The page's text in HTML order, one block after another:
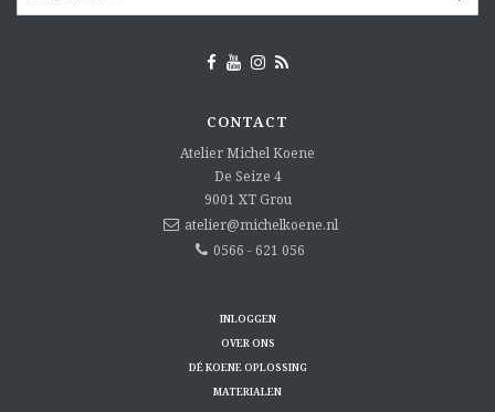
CONTACT
Atelier Michel Koene
De Seize 4
9001 XT Grou
atelier@michelkoene.nl
0566 - 621 056
INLOGGEN
OVER ONS
DÉ KOENE OPLOSSING
MATERIALEN